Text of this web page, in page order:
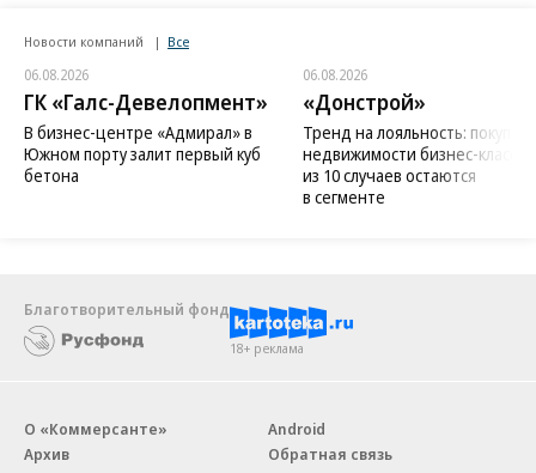
Новости компаний Все
06.08.2026
ГК «Галс-Девелопмент»
В бизнес-центре «Адмирал» в
Южном порту залит первый куб
бетона
06.08.2026
«Донстрой»
Тренд на лояльность:
недвижимости бизнес-класса
из 10 случаев остаются
в сегменте
Благотворительный фонд
18+ реклама
О «Коммерсанте»
Архив
Android
Обратная связь